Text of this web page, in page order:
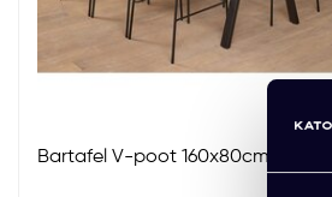
Bartafel V-poot 160x80cm